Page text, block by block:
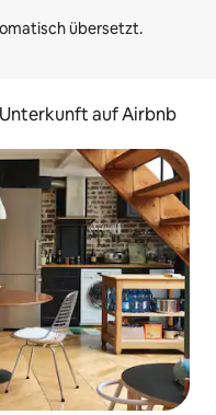
auf Airbnb